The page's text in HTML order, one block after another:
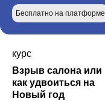
Бесплатно на платформе
курс
Взрыв салона или
как удвоиться на
Новый год